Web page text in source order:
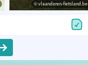
© vlaanderen-fietsland.be